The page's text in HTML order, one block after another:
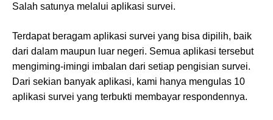
Salah satunya melalui aplikasi survei.
Terdapat beragam aplikasi survei yang bisa dipilih, baik
dari dalam maupun luar negeri. Semua aplikasi tersebut
mengiming-imingi imbalan dari setiap pengisian survei.
Dari sekian banyak aplikasi, kami hanya mengulas 10
aplikasi survei yang terbukti membayar respondennya.